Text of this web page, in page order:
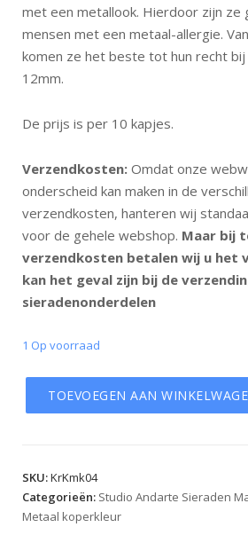
met een metallook. Hierdoor zijn ze
mensen met een metaal-allergie.
komen ze het beste tot hun recht bij
12mm.
De prijs is per 10 kapjes.
Verzendkosten: Omdat onze
onderscheid kan maken in de
verzendkosten, hanteren wij
voor de gehele webshop. Maar bij
verzendkosten betalen wij u het
kan het geval zijn bij de
sieradenonderdelen
1 Op voorraad
TOEVOEGEN AAN
SKU:KrKmk04
Categorieën: Studio Andarte Sieraden
Metaal koperkleur